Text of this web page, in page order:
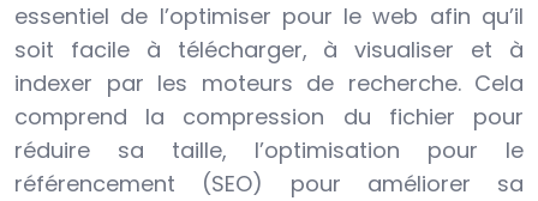
essentiel de l’optimiser pour le web afin qu’il
soit facile à télécharger, à visualiser et à
indexer par les moteurs de recherche. Cela
comprend la compression du fichier pour
réduire sa taille, l’optimisation pour le
référencement (SEO) pour améliorer sa